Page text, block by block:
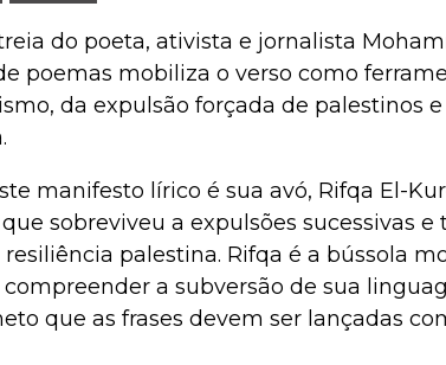
do poeta, ativista e jornalista
poemas mobiliza o verso como
da expulsão forçada de palestinos
manifesto lírico é sua avó, Rifqa El-
sobreviveu a expulsões sucessivas e
palestina. Rifqa é a bússola
compreender a subversão de sua
que as frases devem ser lançadas